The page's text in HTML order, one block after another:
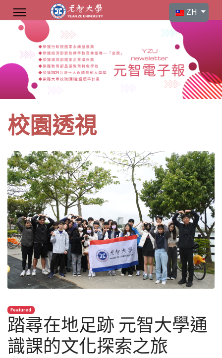
選擇你的語言
ZH
校園透視
Featured
踏尋在地足跡 元智大學通
識課的文化探索之旅